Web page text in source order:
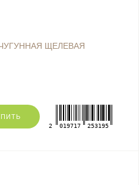
ЩЕЛЕВАЯ
2 019717 253195